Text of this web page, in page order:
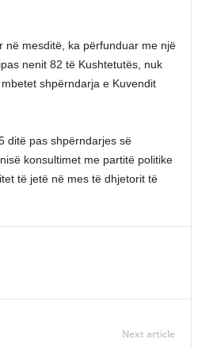
në mesditë, ka përfunduar me një
nenit 82 të Kushtetutës, nuk
shpërndarja e Kuvendit
ditë pas shpërndarjes së
konsultimet me partitë politike
të jetë në mes të dhjetorit të
Next article